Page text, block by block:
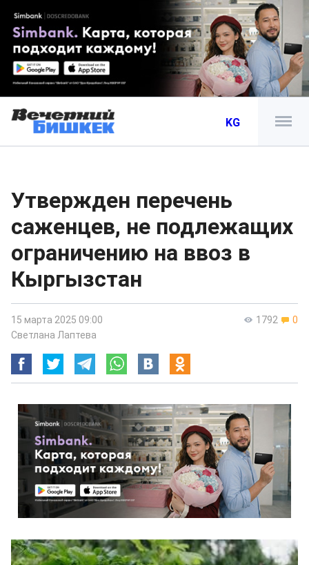
KG
Утвержден перечень
саженцев, не подлежащих
ограничению на ввоз в
Кыргызстан
1792 0
15 марта 2025 09:00
Светлана Лаптева